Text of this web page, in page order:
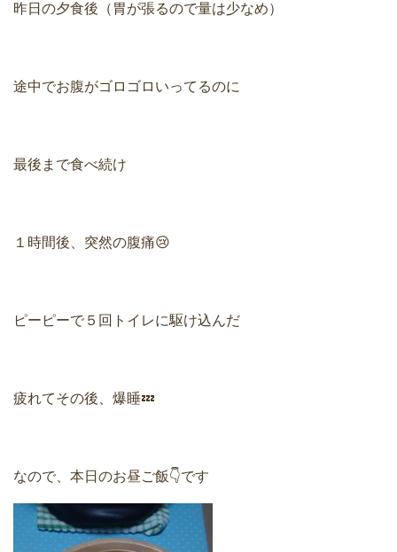
昨日の夕食後（胃が張るので量は少なめ）
途中でお腹がゴロゴロいってるのに
最後まで食べ続け
１時間後、突然の腹痛😢
ピーピーで５回トイレに駆け込んだ
疲れてその後、爆睡💤
なので、本日のお昼ご飯👇です